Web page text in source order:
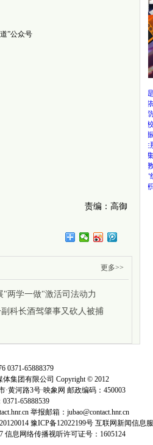
”公众号
责编：高御
更多>>
"两学一做"激活司法动力
科长酒驾肇事又砍人被捕
跑马拉松
我国首次
江苏部署
当运动在
做核磁共
“紧紧抓
贵州高速
切实减轻
用心守护
岛内对台
0371-65888379
集团有限公司 Copyright © 2012
·黄河路3号·映象网 邮政编码：450003
65888539
举报邮箱：jubao@contact.hnr.cn
豫ICP备12022199号 互联网新闻信息
信息网络传播视听许可证号：1605124